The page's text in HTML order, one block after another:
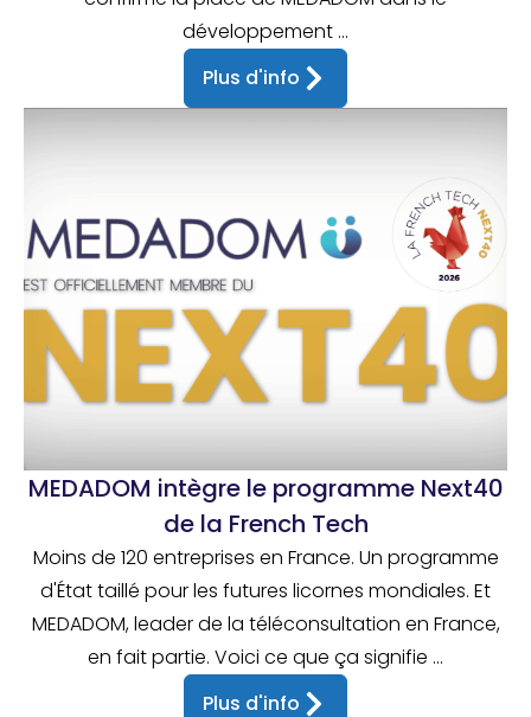
développement ...
Plus d'info
MEDADOM intègre le programme Next40
de la French Tech
Moins de 120 entreprises en France. Un programme
d'État taillé pour les futures licornes mondiales. Et
MEDADOM, leader de la téléconsultation en France,
en fait partie. Voici ce que ça signifie ...
Plus d'info